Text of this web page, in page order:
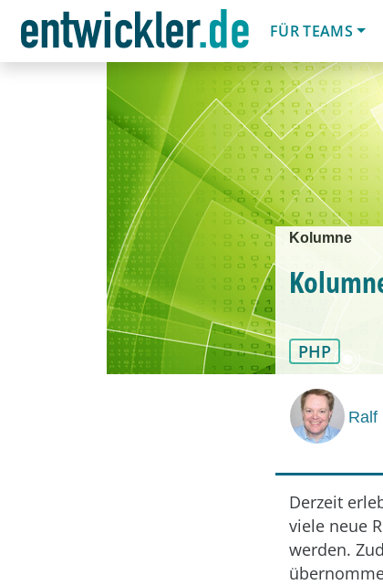
FÜR TEAMS
Kolumne
PHP
Ralf
Derzeit
viele neue
werden.